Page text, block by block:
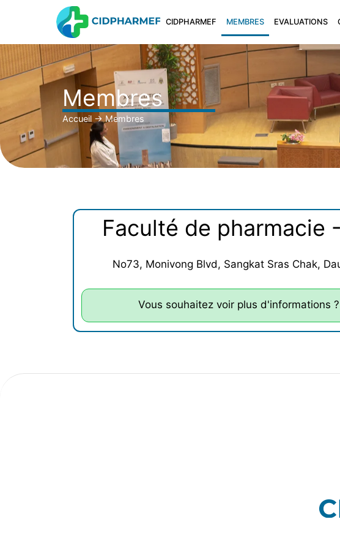
CIDPHARMEF MEMBRES EVALUATIONS
Membres
Accueil → Membres
Faculté de pharmacie
No73, Monivong Blvd, Sangkat Sras Chak,
Vous souhaitez voir plus d'informations ?